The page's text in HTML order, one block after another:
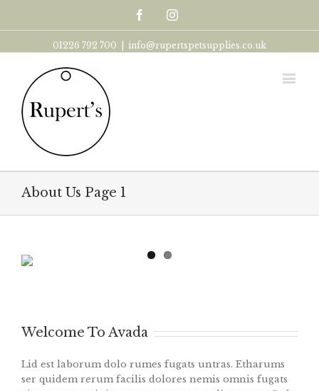
FacebookInstagram
01226 792 700 info@rupertspetsupplies.co.uk
About Us Page 1
Welcome To Avada
Lid est laborum dolo rumes fugats untras. Etharums
ser quidem rerum facilis dolores nemis omnis fugats